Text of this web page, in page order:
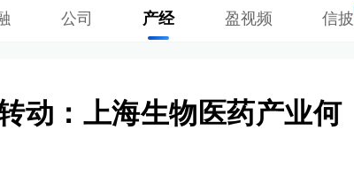
公司 产经 盈视频 信披
动：上海生物医药产业何